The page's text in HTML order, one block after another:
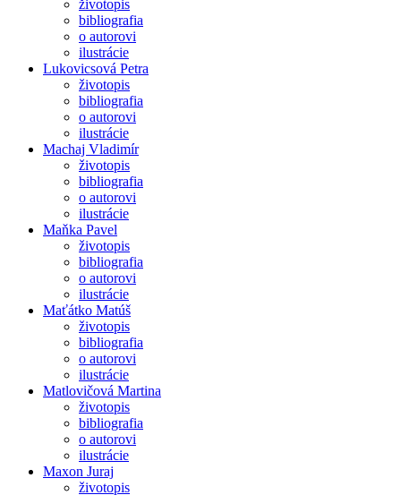
životopis
bibliografia
o autorovi
ilustrácie
Lukovicsová Petra
životopis
bibliografia
o autorovi
ilustrácie
Machaj Vladimír
životopis
bibliografia
o autorovi
ilustrácie
Maňka Pavel
životopis
bibliografia
o autorovi
ilustrácie
Maťátko Matúš
životopis
bibliografia
o autorovi
ilustrácie
Matlovičová Martina
životopis
bibliografia
o autorovi
ilustrácie
Maxon Juraj
životopis